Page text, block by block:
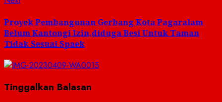
Proyek Pembangunan Gerbang Kota Pagaralam
Belum Kantongi Izin,diduga Besi Untuk Taman
Tidak Sesuai Spaek
Tinggalkan Balasan